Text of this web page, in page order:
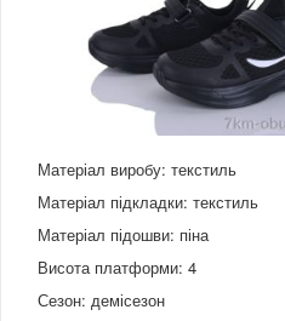
Матеріал виробу: текстиль
Матеріал підкладки: текстиль
Матеріал підошви: піна
Висота платформи: 4
Сезон: демісезон